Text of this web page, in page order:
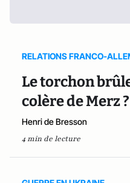
RELATIONS FRANCO-
Le torchon
colère de Merz ?
Henri de Bresson
4 min de lecture